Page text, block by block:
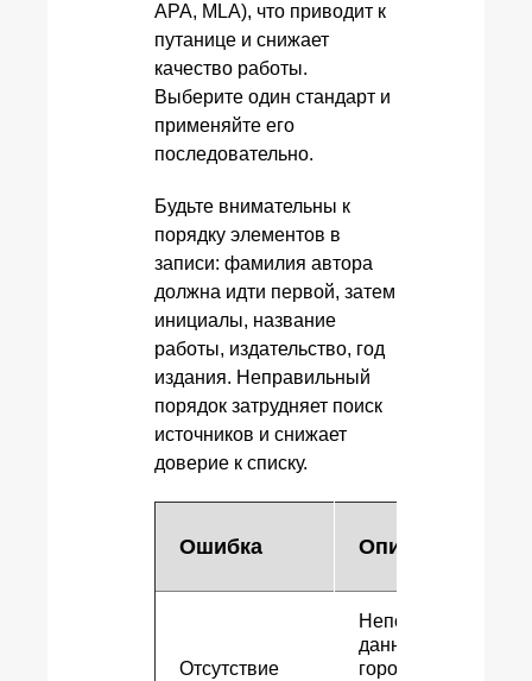
APA, MLA), что приводит к
путанице и снижает
качество работы.
Выберите один стандарт и
применяйте его
последовательно.
Будьте внимательны к
порядку элементов в
записи: фамилия автора
должна идти первой, затем
инициалы, название
работы, издательство, год
издания. Неправильный
порядок затрудняет поиск
источников и снижает
доверие к списку.
Ошибка Описание
Отсутствие
Неполные
данные: без
города